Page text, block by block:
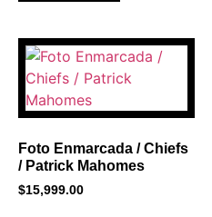
Foto Enmarcada / Chiefs
/ Patrick Mahomes
$15,999.00